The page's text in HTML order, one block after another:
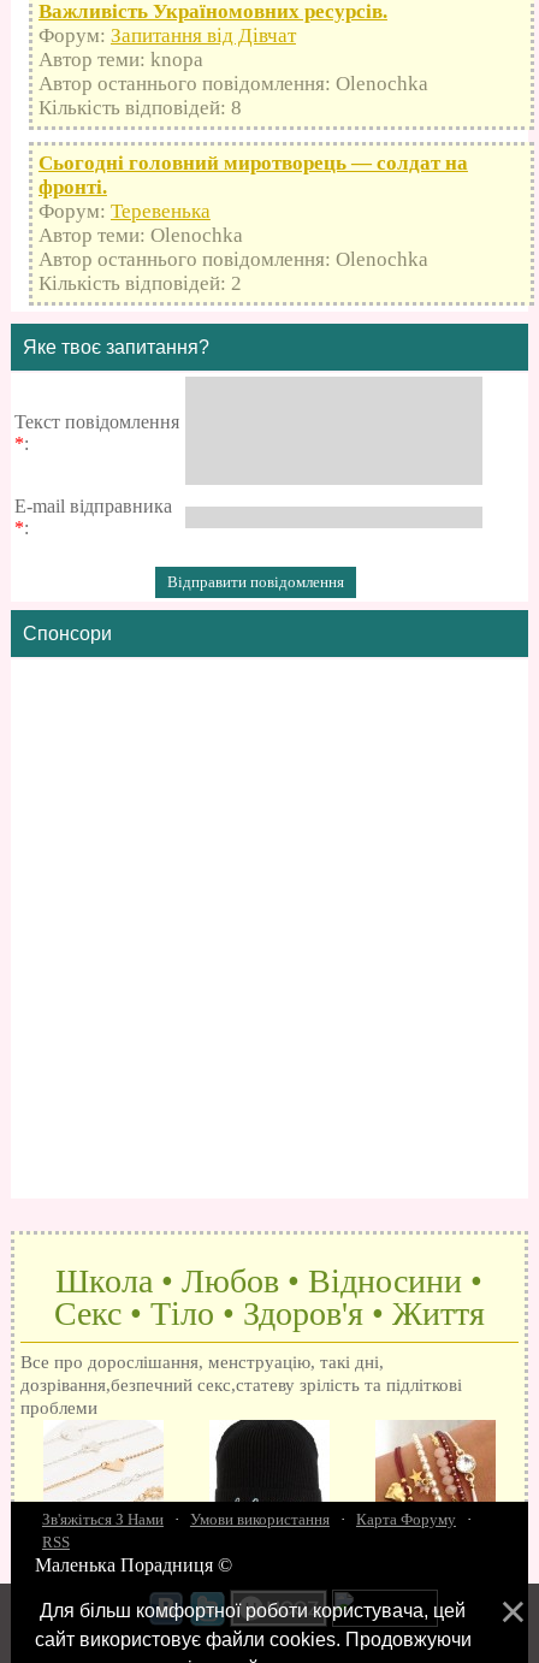
Важливість Україномовних ресурсів.
Форум: Запитання від Дівчат
Автор теми: knopa
Автор останнього повідомлення: Olenochka
Кількість відповідей: 8
Сьогодні головний миротворець — солдат на
фронті.
Форум: Теревенька
Автор теми: Olenochka
Автор останнього повідомлення: Olenochka
Кількість відповідей: 2
Яке твоє запитання?
Текст повідомлення
*:
E-mail відправника
*:
Спонсори
Школа • Любов • Відносини •
Секс • Тіло • Здоров'я • Життя
Все про дорослішання, менструацію, такі дні,
дозрівання,безпечний секс,статеву зрілість та підліткові
проблеми
15 запитань про секс Як досягти оргазм
Позбуваємось синців завагітніти після першого разу Хлопець хоче сексу
робити мінєт"Люблю" і "кохаю" різниця Про перший секс Займатися сексом
Зв'яжіться З Нами · Умови використання · Карта Форуму
·
RSS
Маленька Порадниця ©
Для більш комфортної роботи користувача, цей
сайт використовує файли cookies. Продовжуючи